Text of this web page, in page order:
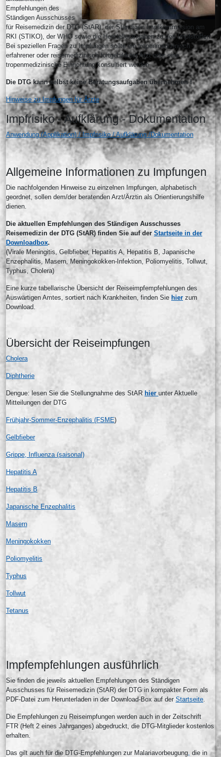
Empfehlungen des
Ständigen Ausschusses
für Reisemedizin der DTG (StAR), der Ständigen Impfkommission am
RKI (STIKO), der WHO sowie die Herstellerangaben zu den Impfstoffen.
Bei speziellen Fragen zu Impfungen sollte ein tropenmedizinisch
erfahrener oder reisemedizinisch fortgebildeter Arzt oder eine
tropenmedizinische Einrichtung konsultiert werden.
Die DTG kann selbst keine Beratungsaufgaben übernehmen !
Hinweise zu Impfungen für Ärzte
Impfrisiko - Aufklärung - Dokumentation
Anwendung (Applikation) / Impfrisiko / Aufklärung /Dokumentation
Allgemeine Informationen zu Impfungen
Die nachfolgenden Hinweise zu einzelnen Impfungen, alphabetisch
geordnet, sollen dem/der beratenden Arzt/Ärztin als Orientierungshilfe
dienen.
Die aktuellen Empfehlungen des Ständigen Ausschusses
Reisemedizin der DTG (StAR) finden Sie auf der Startseite in der
Downloadbox.
(Virale Meningitis, Gelbfieber, Hepatitis A, Hepatitis B, Japanische
Enzephalitis, Masern, Meningokokken-Infektion, Poliomyelitis, Tollwut,
Typhus, Cholera)
Eine kurze tabellarische Übersicht der Reiseimpfempfehlungen des
Auswärtigen Amtes, sortiert nach Krankheiten, finden Sie hier zum
Download.
Übersicht der Reiseimpfungen
Cholera
Diphtherie
Dengue: lesen Sie die Stellungnahme des StAR hier unter Aktuelle
Mitteilungen der DTG
Frühjahr-Sommer-Enzephalitis (FSME)
Gelbfieber
Grippe, Influenza (saisonal)
Hepatitis A
Hepatitis B
Japanische Enzephalitis
Masern
Meningokokken
Poliomyelitis
Typhus
Tollwut
Tetanus
Impfempfehlungen ausführlich
Sie finden die jeweils aktuellen Empfehlungen des Ständigen
Ausschusses für Reisemedizin (StAR) der DTG in kompakter Form als
PDF-Datei zum Herunterladen in der Download-Box auf der Startseite.
Die Empfehlungen zu Reiseimpfungen werden auch in der Zeitschrift
FTR (Heft 2 eines Jahrganges) abgedruckt, die DTG-Mitglieder kostenlos
erhalten.
Das gilt auch für die DTG-Empfehlungen zur Malariavorbeugung, die in